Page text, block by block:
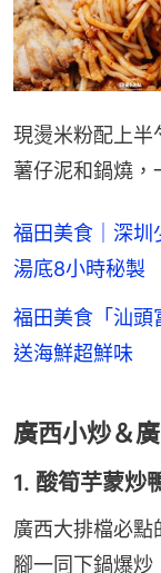
現燙米粉配上半
薯仔泥和鍋燒，
福田美食｜深
湯底8小時秘製
福田美食「汕
送海鮮超鮮味
廣西小炒＆
1. 酸筍芋蒙炒
廣西大排檔必
腳一同下鍋爆